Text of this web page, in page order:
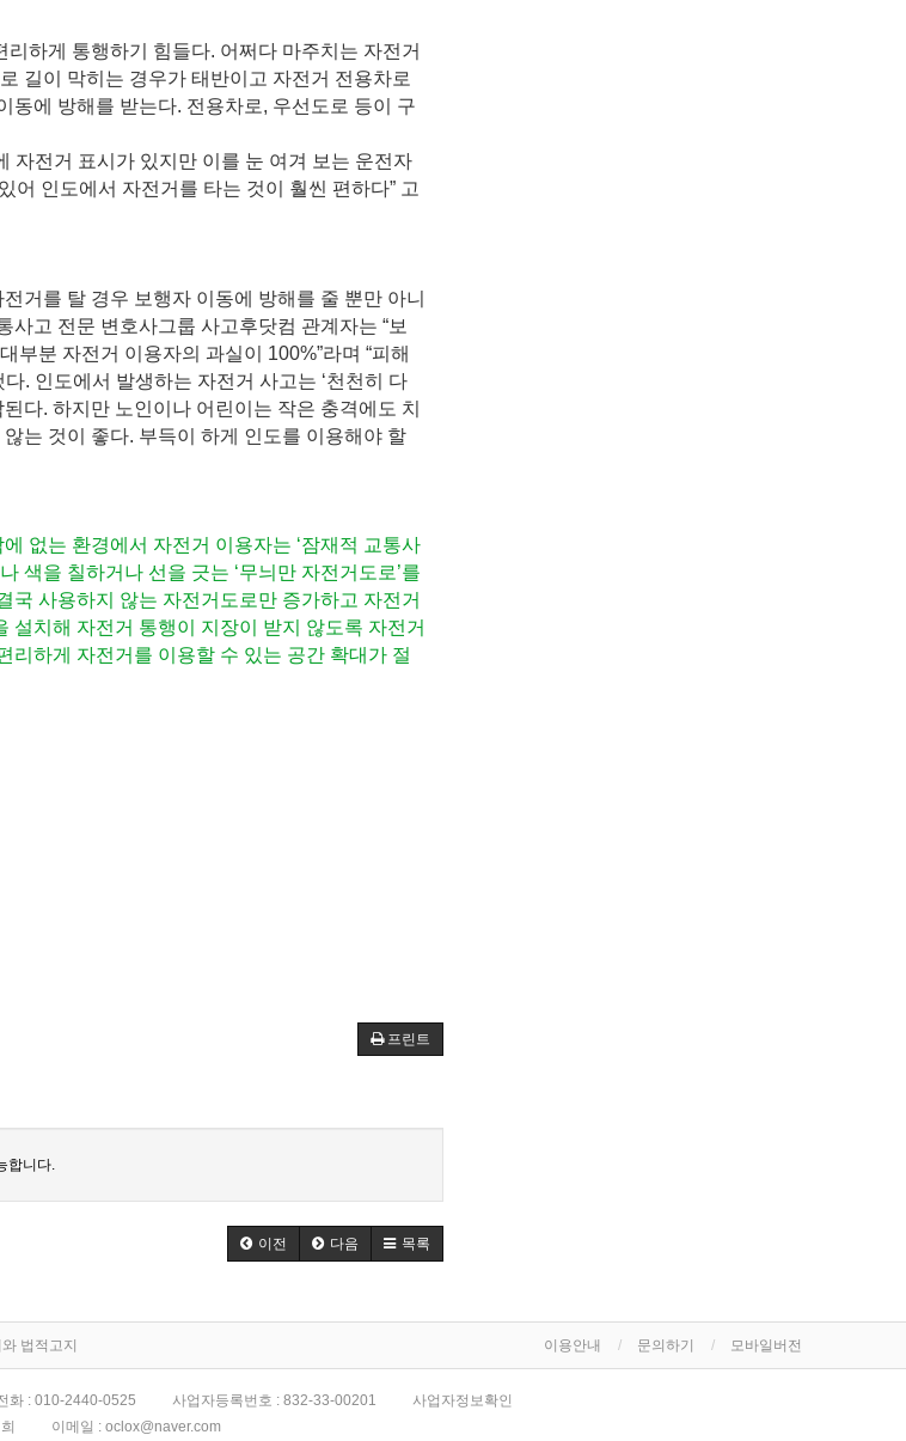
하게 통행하기 힘들다. 어쩌다 마주치는 자전거
길이 막히는 경우가 태반이고 자전거 전용차로
동에 방해를 받는다. 전용차로, 우선도로 등이 구
자전거 표시가 있지만 이를 눈 여겨 보는 운전자
어 인도에서 자전거를 타는 것이 훨씬 편하다” 고
거를 탈 경우 보행자 이동에 방해를 줄 뿐만 아니
고 전문 변호사그룹 사고후닷컴 관계자는 “보
분 자전거 이용자의 과실이 100%”라며 “피해
. 인도에서 발생하는 자전거 사고는 ‘천천히 다
다. 하지만 노인이나 어린이는 작은 충격에도 치
는 것이 좋다. 부득이 하게 인도를 이용해야 할
없는 환경에서 자전거 이용자는 ‘잠재적 교통사
색을 칠하거나 선을 긋는 ‘무늬만 자전거도로’를
국 사용하지 않는 자전거도로만 증가하고 자전거
설치해 자전거 통행이 지장이 받지 않도록 자전거
리하게 자전거를 이용할 수 있는 공간 확대가 절
프린트
합니다.
이전 다음 목록
법적고지 이용안내 문의하기 모바일버전
화 : 010-2440-0525 사업자등록번호 : 832-33-00201
사업자정보확인
이메일 : oclox@naver.com